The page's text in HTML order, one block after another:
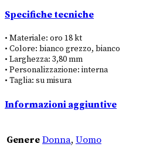
Specifiche tecniche
• Materiale: oro 18 kt
• Colore: bianco grezzo, bianco
• Larghezza: 3,80 mm
• Personalizzazione: interna
• Taglia: su misura
Informazioni aggiuntive
Genere Donna, Uomo